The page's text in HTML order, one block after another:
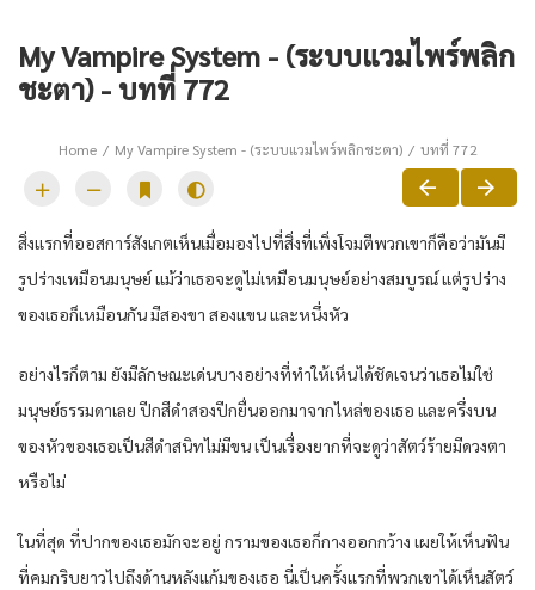
My Vampire System - (ระบบแวมไพร์พลิก
ชะตา) - บทที่ 772
Home My Vampire System - (ระบบแวมไพร์พลิกชะตา) บทที่ 772
สิ่งแรกที่ออสการ์สังเกตเห็นเมื่อมองไปที่สิ่งที่เพิ่งโจมตีพวกเขาก็คือว่ามันมี
รูปร่างเหมือนมนุษย์ แม้ว่าเธอจะดูไม่เหมือนมนุษย์อย่างสมบูรณ์ แต่รูปร่าง
ของเธอก็เหมือนกัน มีสองขา สองแขน และหนึ่งหัว
อย่างไรก็ตาม ยังมีลักษณะเด่นบางอย่างที่ทำให้เห็นได้ชัดเจนว่าเธอไม่ใช่
มนุษย์ธรรมดาเลย ปีกสีดำสองปีกยื่นออกมาจากไหล่ของเธอ และครึ่งบน
ของหัวของเธอเป็นสีดำสนิทไม่มีขน เป็นเรื่องยากที่จะดูว่าสัตว์ร้ายมีดวงตา
หรือไม่
ในที่สุด ที่ปากของเธอมักจะอยู่ กรามของเธอก็กางออกกว้าง เผยให้เห็นฟัน
ที่คมกริบยาวไปถึงด้านหลังแก้มของเธอ นี่เป็นครั้งแรกที่พวกเขาได้เห็นสัตว์